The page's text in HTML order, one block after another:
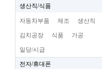
생산직/식품
자동차부품 제조 생산직
김치공장 식품 가공
일당/시급
전자/휴대폰